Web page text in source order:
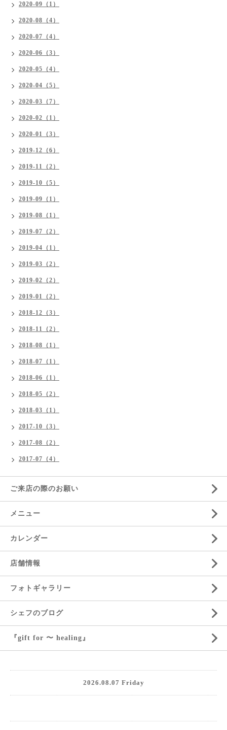
2020-09（1）
2020-08（4）
2020-07（4）
2020-06（3）
2020-05（4）
2020-04（5）
2020-03（7）
2020-02（1）
2020-01（3）
2019-12（6）
2019-11（2）
2019-10（5）
2019-09（1）
2019-08（1）
2019-07（2）
2019-04（1）
2019-03（2）
2019-02（2）
2019-01（2）
2018-12（3）
2018-11（2）
2018-08（1）
2018-07（1）
2018-06（1）
2018-05（2）
2018-03（1）
2017-10（3）
2017-08（2）
2017-07（4）
ご来店の際のお願い
メニュー
カレンダー
店舗情報
フォトギャラリー
シェフのブログ
『gift for 〜 healing』
2026.08.07 Friday